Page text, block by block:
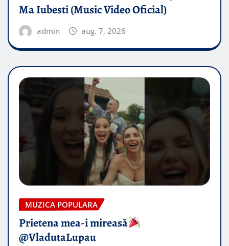
Ma Iubesti (Music Video Oficial)
admin aug. 7, 2026
MUZICA POPULARA
Prietena mea-i mireasă​
@VladutaLupau